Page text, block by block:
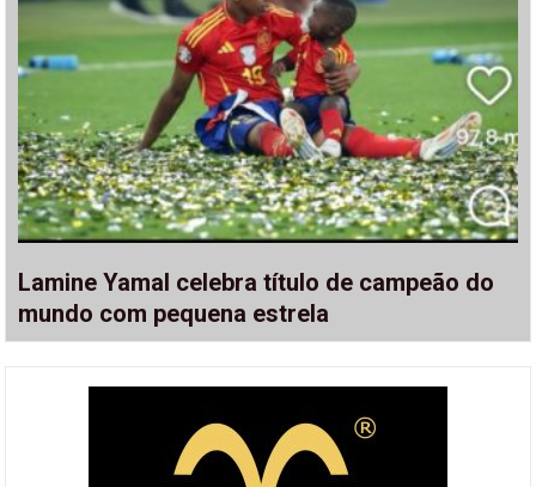
Lamine Yamal celebra título de campeão do
mundo com pequena estrela